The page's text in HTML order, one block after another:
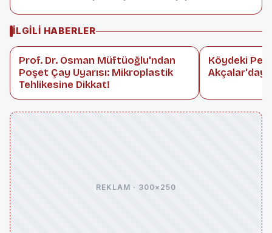
İLGILI HABERLER
Prof. Dr. Osman Müftüoğlu'ndan
Poşet Çay Uyarısı: Mikroplastik
Tehlikesine Dikkat!
Köydeki
REKLAM · 300×250